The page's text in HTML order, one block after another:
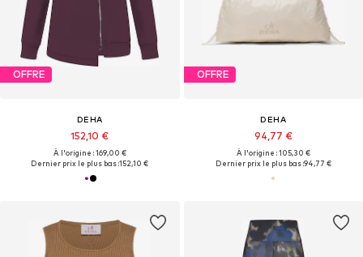
OFFRE
DEHA
152,10 €
À l'origine : 169,00 €
Dernier prix le plus bas :152,10 €
OFFRE
DEHA
94,77 €
À l'origine : 105,30 €
Dernier prix le plus bas :94,77 €